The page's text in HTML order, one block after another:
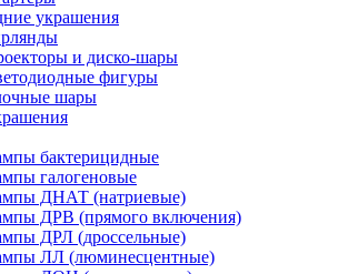
украшения
и диско-шары
фигуры
шары
бактерицидные
галогеновые
ДНАТ (натриевые)
ДРВ (прямого включения)
ДРЛ (дроссельные)
ЛЛ (люминесцентные)